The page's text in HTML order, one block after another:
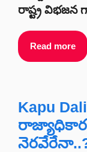
రాష్ట్ర విభజన
Read more
Kapu